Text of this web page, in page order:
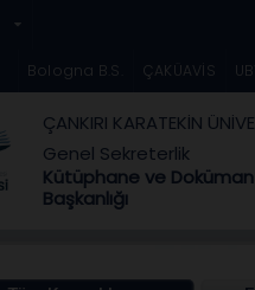
Bologna B.S. ÇAKÜAVİS
ÇANKIRI KARATEKİN
Genel Sekreterlik
Kütüphane ve
Başkanlığı